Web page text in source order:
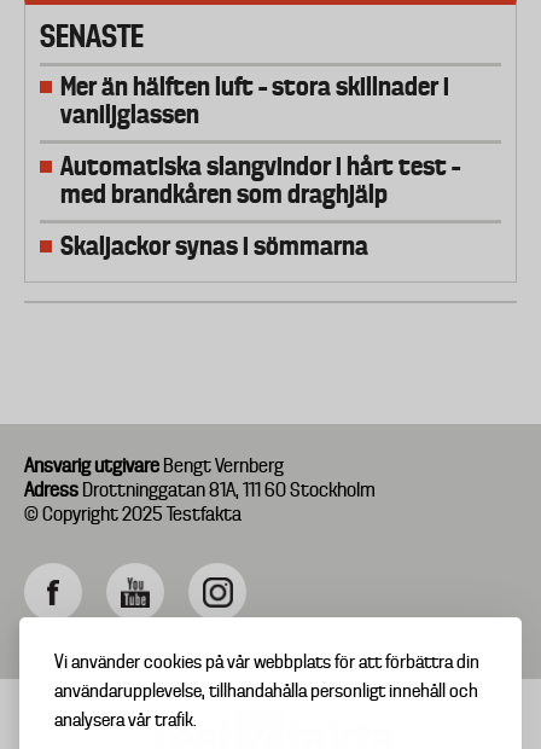
Vi använder cookies på vår webbplats för att förbättra din
användarupplevelse, tillhandahålla personligt innehåll och
analysera vår trafik.
SENASTE
Mer än hälften luft – stora skillnader i
vaniljglassen
Automatiska slangvindor i hårt test –
med brandkåren som draghjälp
Skaljackor synas i sömmarna
Ansvarig utgivare Bengt Vernberg
Adress Drottninggatan 81A, 111 60 Stockholm
© Copyright 2025 Testfakta